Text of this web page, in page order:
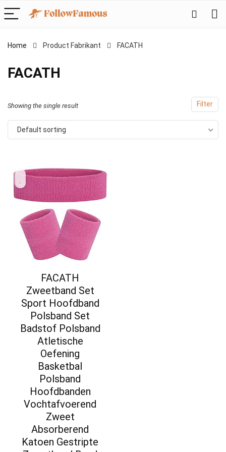
Home Product Fabrikant ‎FACATH
‎FACATH
Filter
Showing the single result
Default sorting
FACATH
Zweetband Set
Sport Hoofdband
Polsband Set
Badstof Polsband
Atletische
Oefening
Basketbal
Polsband
Hoofdbanden
Vochtafvoerend
Zweet
Absorberend
Katoen Gestripte